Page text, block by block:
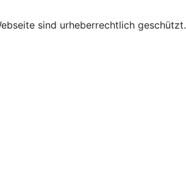
sind urheberrechtlich geschützt.